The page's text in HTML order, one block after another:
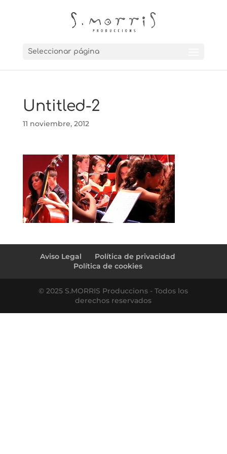
Seleccionar página
Untitled-2
11 noviembre, 2012
Aviso Legal
Política de privacidad
Política de cookies
© 2025 S.MORRIS Produccions - Todos los
derechos reservados